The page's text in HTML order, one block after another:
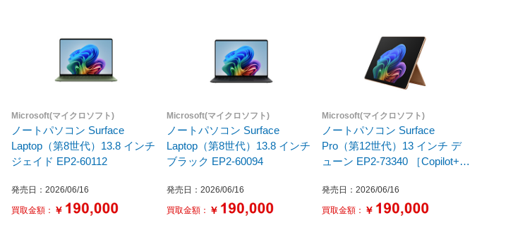
Microsoft(マイクロソフト)
ノートパソコン Surface
Laptop（第8世代）13.8 インチ
ジェイド EP2-60112
発売日：2026/06/16
買取金額： ￥
Microsoft(マイクロソフト)
ノートパソコン Surface
Laptop（第8世代）13.8 インチ
ブラック EP2-60094
発売日：2026/06/16
買取金額： ￥
Microsoft(マイクロソフト)
ノートパソコン Surface
Pro（第12世代）13 インチ デ
ューン EP2-73340 ［Copilot+
/Snapdragon X2 Plus /メモリ：
24GB /SSD：512GB /M365 (24
発売日：2026/06/16
買取金額： ￥